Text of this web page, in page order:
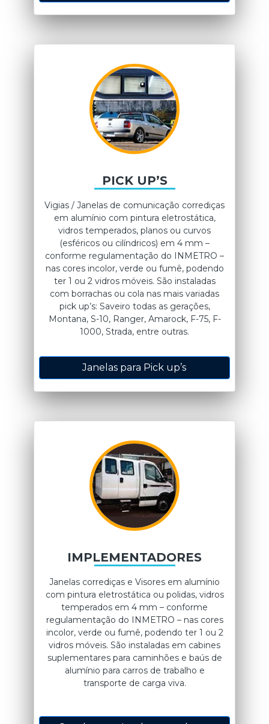
PICK UP’S
Vigias / Janelas de comunicação corrediças
em alumínio com pintura eletrostática,
vidros temperados, planos ou curvos
(esféricos ou cilíndricos) em 4 mm –
conforme regulamentação do INMETRO –
nas cores incolor, verde ou fumê, podendo
ter 1 ou 2 vidros móveis. São instaladas
com borrachas ou cola nas mais variadas
pick up’s: Saveiro todas as gerações,
Montana, S-10, Ranger, Amarock, F-75, F-
1000, Strada, entre outras.
Janelas para Pick up’s
IMPLEMENTADORES
Janelas corrediças e Visores em alumínio
com pintura eletrostática ou polidas, vidros
temperados em 4 mm – conforme
regulamentação do INMETRO – nas cores
incolor, verde ou fumê, podendo ter 1 ou 2
vidros móveis. São instaladas em cabines
suplementares para caminhões e baús de
alumínio para carros de trabalho e
transporte de carga viva.